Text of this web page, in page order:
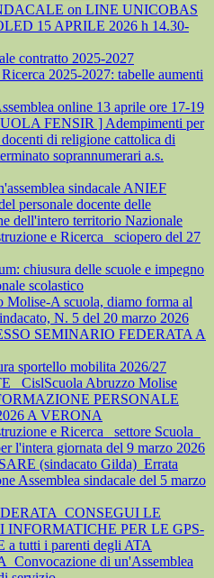
on LINE UNICOBAS
15 APRILE 2026 h 14.30-
contratto 2025-2027
2025-2027: tabelle aumenti
online 13 aprile ore 17-19
FENSIR ] Adempimenti per
di religione cattolica di
soprannumerari a.s.
sindacale ANIEF
personale docente delle
dell'intero territorio Nazionale
e Ricerca_ sciopero del 27
chiusura delle scuole e impegno
scolastico
Molise-A scuola, diamo forma al
N. 5 del 20 marzo 2026
SEMINARIO FEDERATA A
sportello mobilita 2026/27
CislScuola Abruzzo Molise
PERSONALE
A VERONA
e Ricerca_ settore Scuola_
l'intera giornata del 9 marzo 2026
(sindacato Gilda)_Errata
Assemblea sindacale del 5 marzo
LE
INFORMATICHE PER LE GPS-
tutti i parenti degli ATA
di un'Assemblea